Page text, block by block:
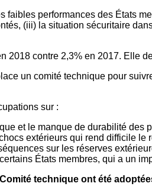
faibles performances des États
(iii) la situation sécuritaire
2018 contre 2,3% en 2017. Elle
un comité technique pour
sur :
et le manque de durabilité des
extérieurs qui rend difficile
sur les réserves
États membres, qui a un
technique ont été